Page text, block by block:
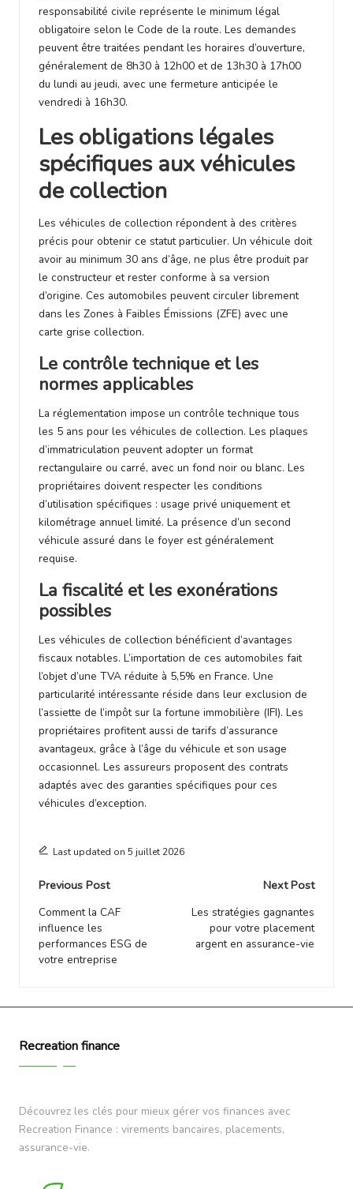
responsabilité civile représente le minimum légal
obligatoire selon le Code de la route. Les demandes
peuvent être traitées pendant les horaires d’ouverture,
généralement de 8h30 à 12h00 et de 13h30 à 17h00
du lundi au jeudi, avec une fermeture anticipée le
vendredi à 16h30.
Les obligations légales
spécifiques aux véhicules
de collection
Les véhicules de collection répondent à des critères
précis pour obtenir ce statut particulier. Un véhicule doit
avoir au minimum 30 ans d’âge, ne plus être produit par
le constructeur et rester conforme à sa version
d’origine. Ces automobiles peuvent circuler librement
dans les Zones à Faibles Émissions (ZFE) avec une
carte grise collection.
Le contrôle technique et les
normes applicables
La réglementation impose un contrôle technique tous
les 5 ans pour les véhicules de collection. Les plaques
d’immatriculation peuvent adopter un format
rectangulaire ou carré, avec un fond noir ou blanc. Les
propriétaires doivent respecter les conditions
d’utilisation spécifiques : usage privé uniquement et
kilométrage annuel limité. La présence d’un second
véhicule assuré dans le foyer est généralement
requise.
La fiscalité et les exonérations
possibles
Les véhicules de collection bénéficient d’avantages
fiscaux notables. L’importation de ces automobiles fait
l’objet d’une TVA réduite à 5,5% en France. Une
particularité intéressante réside dans leur exclusion de
l’assiette de l’impôt sur la fortune immobilière (IFI). Les
propriétaires profitent aussi de tarifs d’assurance
avantageux, grâce à l’âge du véhicule et son usage
occasionnel. Les assureurs proposent des contrats
adaptés avec des garanties spécifiques pour ces
véhicules d’exception.
Last updated on 5 juillet 2026
Post
navigation
Previous Post
Comment la CAF
influence les
performances ESG de
votre entreprise
Next Post
Les stratégies gagnantes
pour votre placement
argent en assurance-vie
Recreation finance
Découvrez les clés pour mieux gérer vos finances avec
Recreation Finance : virements bancaires, placements,
assurance-vie.